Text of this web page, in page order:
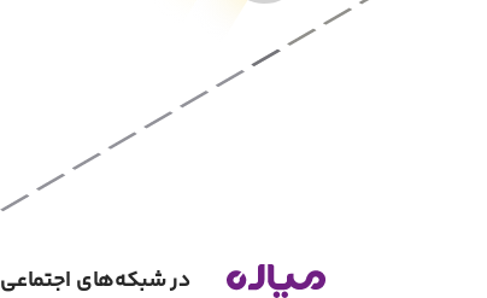
در شبکه‌های اجتماعی